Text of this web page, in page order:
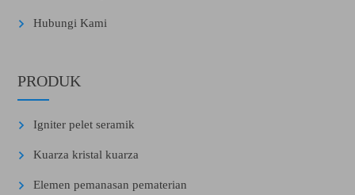
Hubungi Kami
PRODUK
Igniter pelet seramik
Kuarza kristal kuarza
Elemen pemanasan pematerian